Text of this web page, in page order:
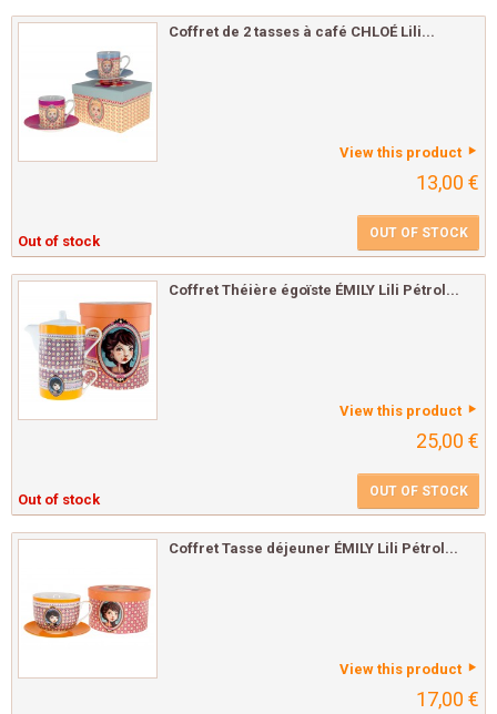
Coffret de 2 tasses à café CHLOÉ Lili...
View this product
13,00 €
Out of stock OUT OF STOCK
Coffret Théière égoïste ÉMILY Lili Pétrol...
View this product
25,00 €
Out of stock OUT OF STOCK
Coffret Tasse déjeuner ÉMILY Lili Pétrol...
View this product
17,00 €